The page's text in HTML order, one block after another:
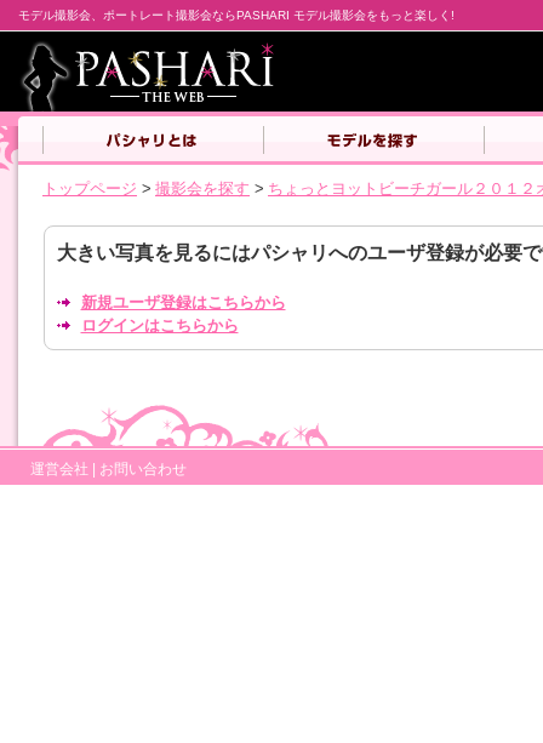
モデル撮影会、ポートレート撮影会ならPASHARI モデル撮影会をもっと楽しく!
トップページ > 撮影会を探す > ちょっとヨットビーチガール２０１２
大きい写真を見るにはパシャリへのユーザ登録が必要
新規ユーザ登録はこちらから
ログインはこちらから
運営会社 | お問い合わせ